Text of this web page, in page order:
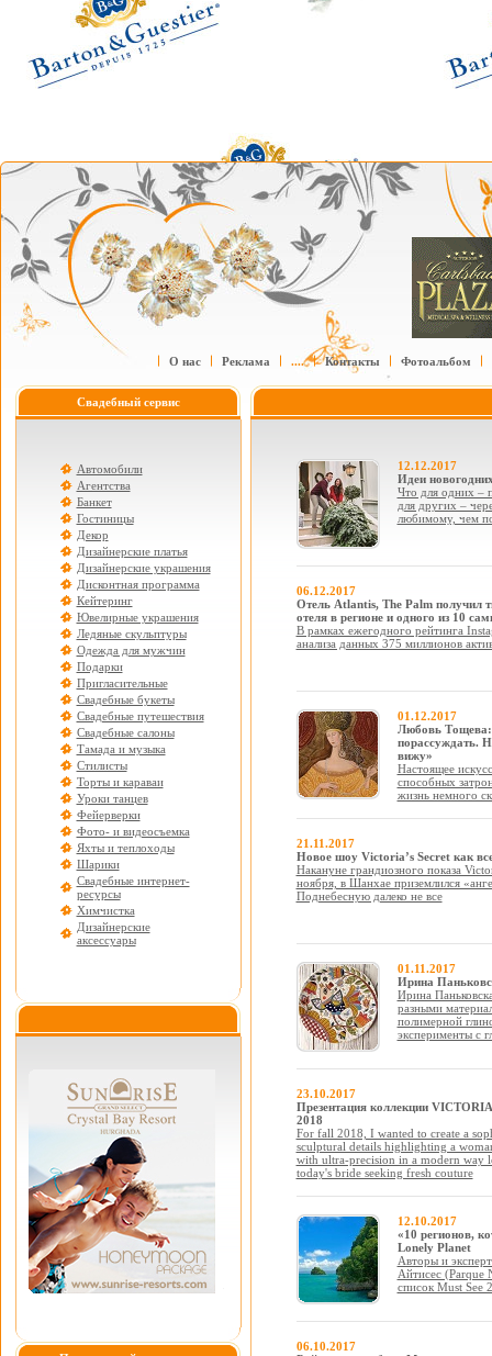
О нас Реклама .... Контакты Фотоальбом
Свадебный сервис
Автомобили
Агентства
Банкет
Гостиницы
Декор
Дизайнерские платья
Дизайнерские украшения
Дисконтная программа
Кейтеринг
Ювелирные украшения
Ледяные скульптуры
Одежда для мужчин
Подарки
Пригласительные
Свадебные букеты
Свадебные путешествия
Свадебные салоны
Тамада и музыка
Стилисты
Торты и караваи
Уроки танцев
Фейерверки
Фото- и видеосъемка
Яхты и теплоходы
Шарики
Свадебные интернет-
ресурсы
Химчистка
Дизайнерские
аксессуары
12.12.2017
Идеи
Что для одних –
для других –
любимому, чем
06.12.2017
Отель Atlantis, The Palm получил
отеля в регионе и одного из 10
В рамках ежегодного рейтинга
анализа данных 375 миллионов
01.12.2017
Любовь
порассуждать.
вижу»
Настоящее
способных
жизнь немного
21.11.2017
Новое шоу Victoria’s Secret как
Накануне грандиозного показа
ноября, в Шанхае приземлился
Поднебесную далеко не все
01.11.2017
Ирина
Ирина
разными
полимерной
эксперименты с
23.10.2017
Презентация коллекции
2018
For fall 2018, I wanted to create a
sculptural details highlighting a
with ultra-precision in a modern way
today's bride seeking fresh couture
12.10.2017
«10 регионов,
Lonely Planet
Авторы и
Айтисес (Parque
список Must See
06.10.2017